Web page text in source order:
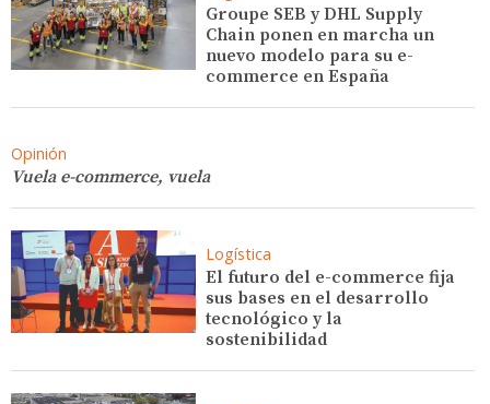
Groupe SEB y DHL Supply
Chain ponen en marcha un
nuevo modelo para su e-
commerce en España
Opinión
Vuela e-commerce, vuela
Logística
El futuro del e-commerce fija
sus bases en el desarrollo
tecnológico y la
sostenibilidad